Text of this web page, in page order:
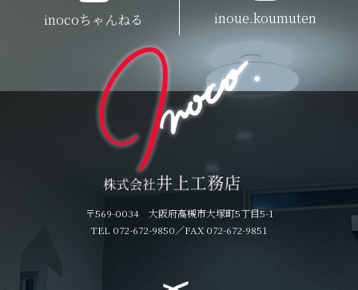
inocoちゃんねる inoue.koumuten
〒569-0034 大阪府高槻市大塚町5丁目5-1
TEL 072-672-9850／FAX 072-672-9851